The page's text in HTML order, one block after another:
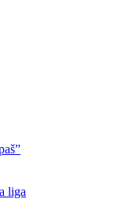
liga